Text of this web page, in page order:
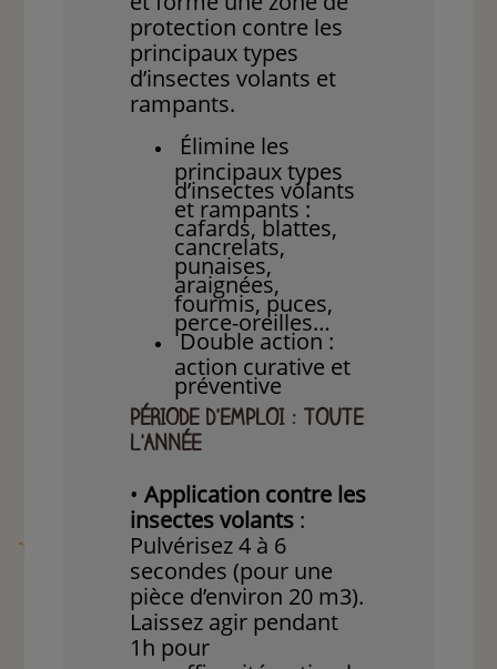
protection contre les
principaux types
d’insectes volants et
rampants.
Élimine les
principaux types
d’insectes volants
et rampants :
cafards, blattes,
cancrelats,
punaises,
araignées,
fourmis, puces,
perce-oreilles…
Double action :
action curative et
préventive
PÉRIODE D'EMPLOI : TOUTE
L'ANNÉE
• Application contre les
insectes volants :
Pulvérisez 4 à 6
secondes (pour une
pièce d’environ 20 m3).
Laissez agir pendant
1h pour